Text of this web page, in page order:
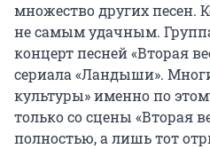
множество других песен.
не самым удачным.
концерт песней «Вторая
сериала «Ландыши».
культуры» именно по
только со сцены «Вторая
полностью, а лишь тот